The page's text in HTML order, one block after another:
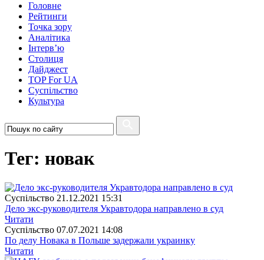
Головне
Рейтинги
Точка зору
Аналітика
Інтерв’ю
Столиця
Дайджест
TOP For UA
Суспiльство
Культура
Тег: новак
Суспiльство 21.12.2021 15:31
Дело экс-руководителя Укравтодора направлено в суд
Читати
Суспiльство 07.07.2021 14:08
По делу Новака в Польше задержали украинку
Читати